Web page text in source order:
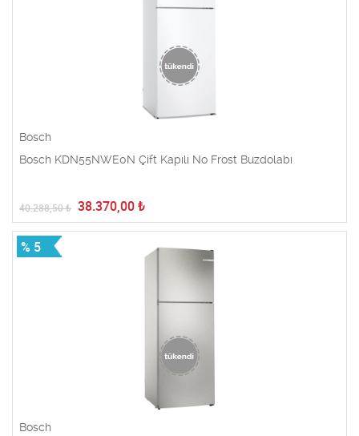
Bosch
Bosch KDN55NWE0N Çift Kapılı No Frost Buzdolabı
40.288,50₺ 38.370,00 ₺
% 5
Bosch